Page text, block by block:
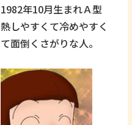
1982年10月生まれＡ型
熱しやすくて冷めやすく
て面倒くさがりな人。